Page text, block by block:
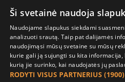
Pirkėjo paskyra
Mano paskyra
Užsakymai
Naujienlaiškiai
Ši svetainė naudoja
Naudojame slapukus siekdami
analizuoti srautą. Taip pat dalijamės
naudojimąsi mūsų svetaine su mūsų
kurie gali ją sujungti su kita
kurią jie surinko, kai naudojatės jų
RODYTI VISUS PARTNERIUS